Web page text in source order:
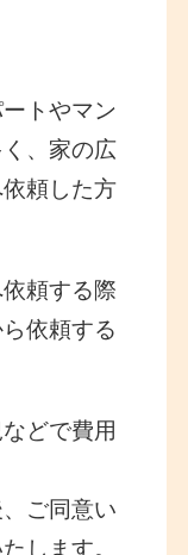
トやマン
、家の広
頼した方
頼する際
依頼する
どで費用
ご同意い
します。